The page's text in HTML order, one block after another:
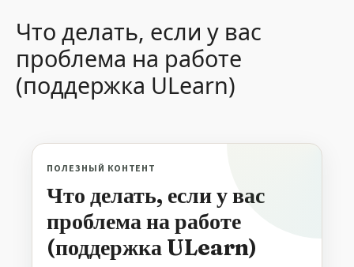
Что делать, если у вас
проблема на работе
(поддержка ULearn)
ПОЛЕЗНЫЙ КОНТЕНТ
Что делать, если у вас
проблема на работе
(поддержка ULearn)